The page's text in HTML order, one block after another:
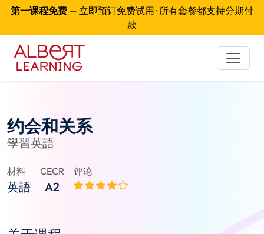
第一课程免费 — 立即预订免费试用 · 所有套餐都支持分期付
款
约会和关系
學習英語
材料
英語
CECR
A2
评论